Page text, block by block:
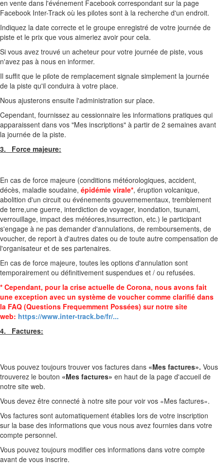
en vente dans l'événement Facebook correspondant sur la page
Facebook Inter-Track où les pilotes sont à la recherche d'un endroit.
Indiquez la date correcte et le groupe enregistré de votre journée de
piste et le prix que vous aimeriez avoir pour cela.
Si vous avez trouvé un acheteur pour votre journée de piste, vous
n'avez pas à nous en informer.
Il suffit que le pilote de remplacement signale simplement la journée
de la piste qu'il conduira à votre place.
Nous ajusterons ensuite l'administration sur place.
Cependant, fournissez au cessionnaire les informations pratiques qui
apparaissent dans vos "Mes inscriptions" à partir de 2 semaines avant
la journée de la piste.
3. Force majeure:
En cas de force majeure (conditions météorologiques, accident,
décès, maladie soudaine, épidémie virale*, éruption volcanique,
abolition d'un circuit ou événements gouvernementaux, tremblement
de terre,une guerre, interdiction de voyager, inondation, tsunami,
verrouillage, impact des météores,insurrection, etc.) le participant
s'engage à ne pas demander d'annulations, de remboursements, de
voucher, de report à d'autres dates ou de toute autre compensation de
l'organisateur et de ses partenaires.
En cas de force majeure, toutes les options d'annulation sont
temporairement ou définitivement suspendues et / ou refusées.
* Cependant, pour la crise actuelle de Corona, nous avons fait
une exception avec un système de voucher comme clarifié dans
la FAQ (Questions Frequemment Possées) sur notre site
web: https://www.inter-track.be/fr/...
4. Factures:
Vous pouvez toujours trouver vos factures dans «Mes factures». Vous
trouverez le bouton «Mes factures» en haut de la page d'accueil de
notre site web.
Vous devez être connecté à notre site pour voir vos «Mes factures».
Vos factures sont automatiquement établies lors de votre inscription
sur la base des informations que vous nous avez fournies dans votre
compte personnel.
Vous pouvez toujours modifier ces informations dans votre compte
avant de vous inscrire.